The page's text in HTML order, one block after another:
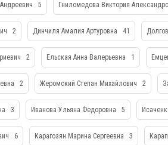
5 Гниломедова Виктория
2 Динчиля Амалия Артуровна 41
2 Ельская Анна Валерьевна 1
2 Жеромский Степан Михайлович 2
3 Иванова Ульяна Федоровна 5
6 Карагозян Марина Сергеевна 3